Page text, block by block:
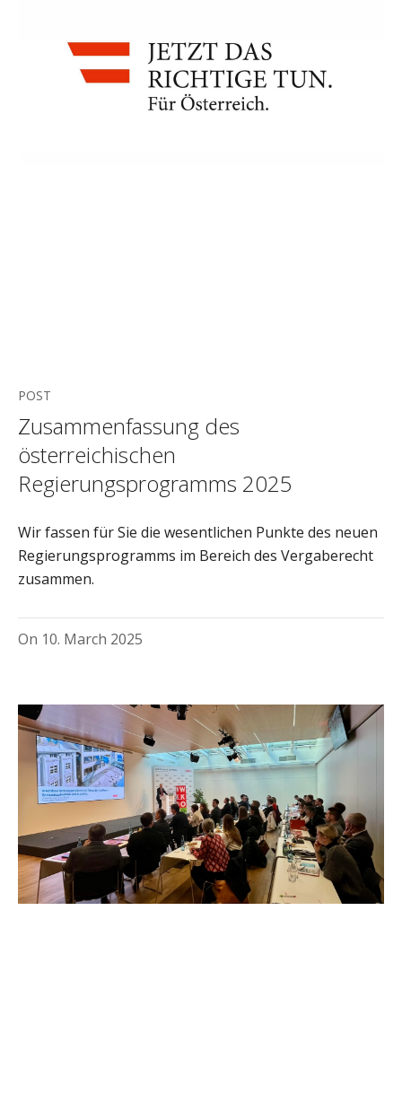
POST
Zusammenfassung des
österreichischen
Regierungsprogramms 2025
Wir fassen für Sie die wesentlichen Punkte des neuen
Regierungsprogramms im Bereich des Vergaberecht
zusammen.
On 10. March 2025